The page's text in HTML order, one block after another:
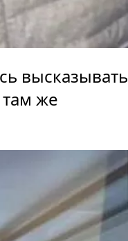
высказывать
же